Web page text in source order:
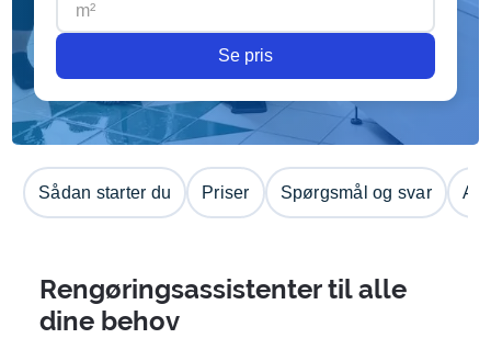
Se pris
Sådan starter du Priser Spørgsmål og svar
Rengøringsassistenter til alle
dine behov